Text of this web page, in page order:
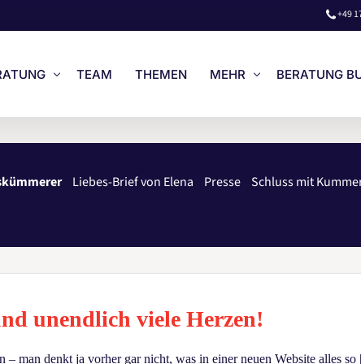
+49
TEAM THEMEN MEHR BERATUNG
Liebes-Brief von Elena Presse Schluss mit
unendlich viele Herzen!
man denkt ja vorher gar nicht, was in einer neuen Website alles